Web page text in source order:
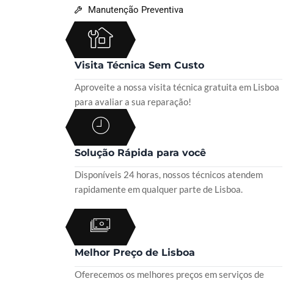
Manutenção Preventiva
Visita Técnica Sem Custo
Aproveite a nossa visita técnica gratuita em Lisboa
para avaliar a sua reparação!
Solução Rápida para você
Disponíveis 24 horas, nossos técnicos atendem
rapidamente em qualquer parte de Lisboa.
Melhor Preço de Lisboa
Oferecemos os melhores preços em serviços de